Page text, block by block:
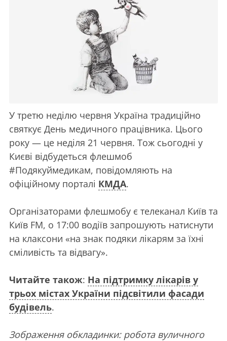
У третю неділю червня Україна традиційно
святкує День медичного працівника. Цього
року — це неділя 21 червня. Тож сьогодні у
Києві відбудеться флешмоб
#Подякуймедикам, повідомляють на
офіційному порталі КМДА.
Організаторами флешмобу є телеканал Київ та
Київ FM, о 17:00 водіїв запрошують натиснути
на клаксони «на знак подяки лікарям за їхні
сміливість та відвагу».
Читайте також: На підтримку лікарів у
трьох містах України підсвітили фасади
будівель.
Зображення обкладинки: робота вуличного